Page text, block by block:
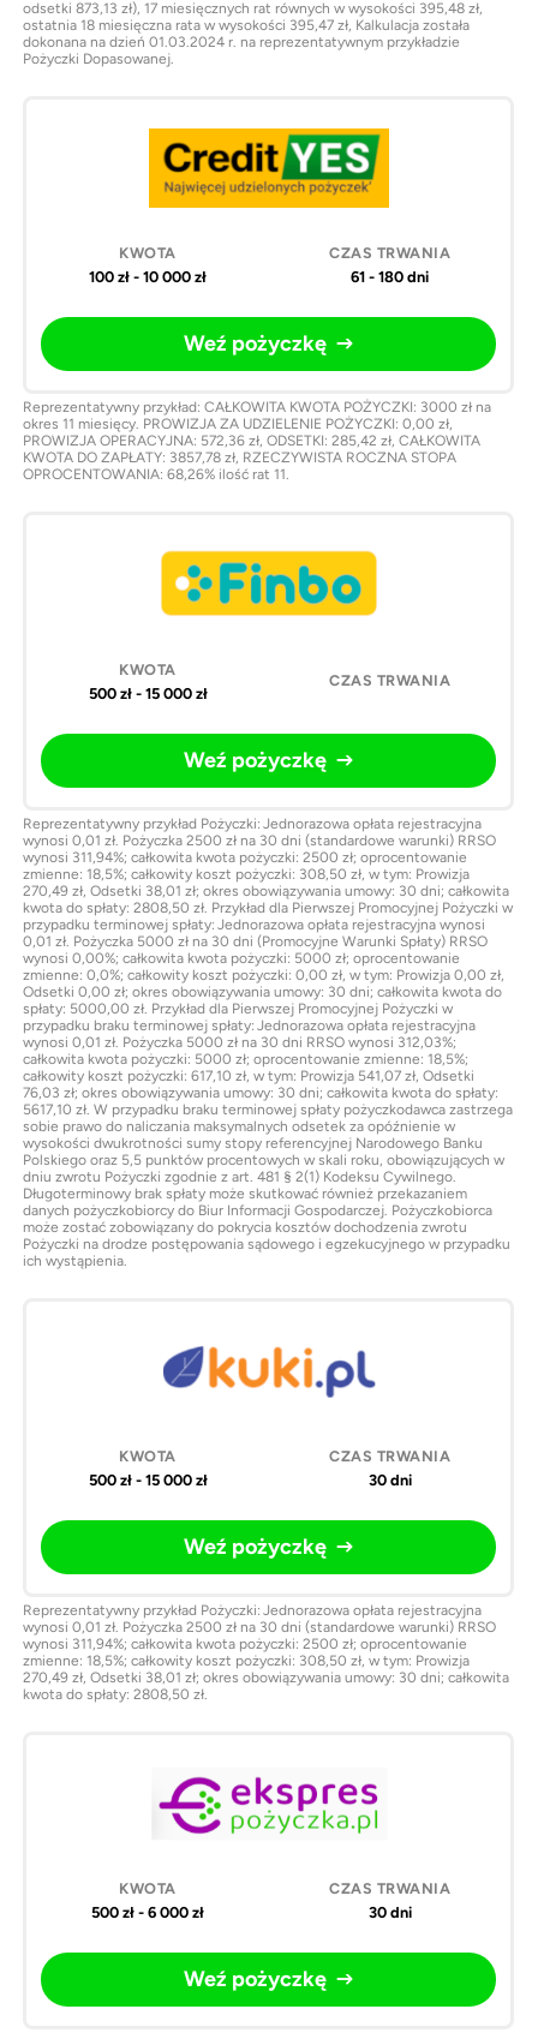
odsetki 873,13 zł), 17 miesięcznych rat równych w wysokości 395,48 zł,
ostatnia 18 miesięczna rata w wysokości 395,47 zł, Kalkulacja została
dokonana na dzień 01.03.2024 r. na reprezentatywnym przykładzie
Pożyczki Dopasowanej.
100 zł - 10 000 zł 61 - 180 dni
Weź pożyczkę
Reprezentatywny przykład: CAŁKOWITA KWOTA POŻYCZKI: 3000 zł na
okres 11 miesięcy. PROWIZJA ZA UDZIELENIE POŻYCZKI: 0,00 zł,
PROWIZJA OPERACYJNA: 572,36 zł, ODSETKI: 285,42 zł, CAŁKOWITA
KWOTA DO ZAPŁATY: 3857,78 zł, RZECZYWISTA ROCZNA STOPA
OPROCENTOWANIA: 68,26% ilość rat 11.
500 zł - 15 000 zł
Weź pożyczkę
Reprezentatywny przykład Pożyczki: Jednorazowa opłata rejestracyjna
wynosi 0,01 zł. Pożyczka 2500 zł na 30 dni (standardowe warunki) RRSO
wynosi 311,94%; całkowita kwota pożyczki: 2500 zł; oprocentowanie
zmienne: 18,5%; całkowity koszt pożyczki: 308,50 zł, w tym: Prowizja
270,49 zł, Odsetki 38,01 zł; okres obowiązywania umowy: 30 dni; całkowita
kwota do spłaty: 2808,50 zł. Przykład dla Pierwszej Promocyjnej Pożyczki w
przypadku terminowej spłaty: Jednorazowa opłata rejestracyjna wynosi
0,01 zł. Pożyczka 5000 zł na 30 dni (Promocyjne Warunki Spłaty) RRSO
wynosi 0,00%; całkowita kwota pożyczki: 5000 zł; oprocentowanie
zmienne: 0,0%; całkowity koszt pożyczki: 0,00 zł, w tym: Prowizja 0,00 zł,
Odsetki 0,00 zł; okres obowiązywania umowy: 30 dni; całkowita kwota do
spłaty: 5000,00 zł. Przykład dla Pierwszej Promocyjnej Pożyczki w
przypadku braku terminowej spłaty: Jednorazowa opłata rejestracyjna
wynosi 0,01 zł. Pożyczka 5000 zł na 30 dni RRSO wynosi 312,03%;
całkowita kwota pożyczki: 5000 zł; oprocentowanie zmienne: 18,5%;
całkowity koszt pożyczki: 617,10 zł, w tym: Prowizja 541,07 zł, Odsetki
76,03 zł; okres obowiązywania umowy: 30 dni; całkowita kwota do spłaty:
5617,10 zł. W przypadku braku terminowej spłaty pożyczkodawca zastrzega
sobie prawo do naliczania maksymalnych odsetek za opóźnienie w
wysokości dwukrotności sumy stopy referencyjnej Narodowego Banku
Polskiego oraz 5,5 punktów procentowych w skali roku, obowiązujących w
dniu zwrotu Pożyczki zgodnie z art. 481 § 2(1) Kodeksu Cywilnego.
Długoterminowy brak spłaty może skutkować również przekazaniem
danych pożyczkobiorcy do Biur Informacji Gospodarczej. Pożyczkobiorca
może zostać zobowiązany do pokrycia kosztów dochodzenia zwrotu
Pożyczki na drodze postępowania sądowego i egzekucyjnego w przypadku
ich wystąpienia.
500 zł - 15 000 zł 30 dni
Weź pożyczkę
Reprezentatywny przykład Pożyczki: Jednorazowa opłata rejestracyjna
wynosi 0,01 zł. Pożyczka 2500 zł na 30 dni (standardowe warunki) RRSO
wynosi 311,94%; całkowita kwota pożyczki: 2500 zł; oprocentowanie
zmienne: 18,5%; całkowity koszt pożyczki: 308,50 zł, w tym: Prowizja
270,49 zł, Odsetki 38,01 zł; okres obowiązywania umowy: 30 dni; całkowita
kwota do spłaty: 2808,50 zł.
500 zł - 6 000 zł 30 dni
Weź pożyczkę